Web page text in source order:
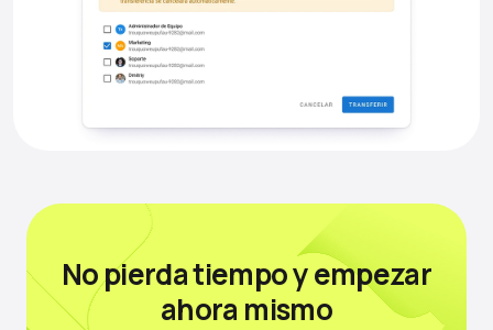
No pierda tiempoy empezar
ahora mismo